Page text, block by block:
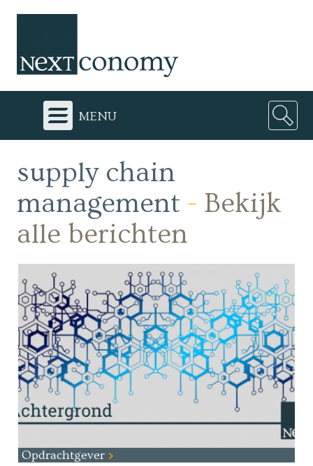
menu
supply chain
management - Bekijk
alle berichten
Opdrachtgever